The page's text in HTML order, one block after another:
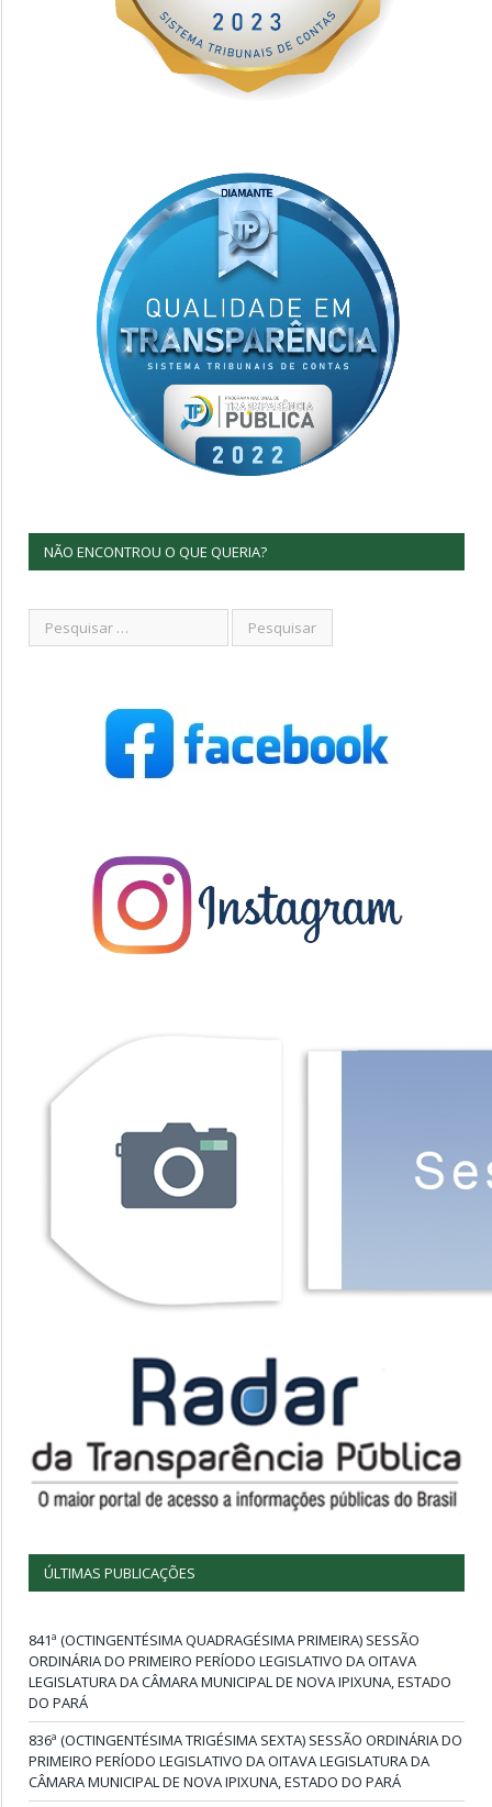
NÃO ENCONTROU O QUE QUERIA?
ÚLTIMAS PUBLICAÇÕES
841ª (OCTINGENTÉSIMA QUADRAGÉSIMA PRIMEIRA) SESSÃO
ORDINÁRIA DO PRIMEIRO PERÍODO LEGISLATIVO DA OITAVA
LEGISLATURA DA CÂMARA MUNICIPAL DE NOVA IPIXUNA, ESTADO
DO PARÁ
836ª (OCTINGENTÉSIMA TRIGÉSIMA SEXTA) SESSÃO ORDINÁRIA DO
PRIMEIRO PERÍODO LEGISLATIVO DA OITAVA LEGISLATURA DA
CÂMARA MUNICIPAL DE NOVA IPIXUNA, ESTADO DO PARÁ